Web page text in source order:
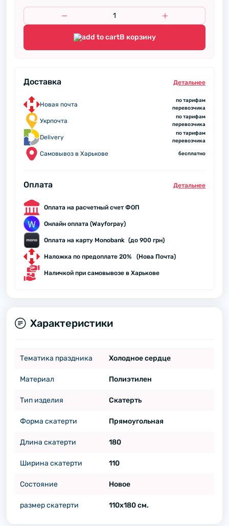
В корзину
Доставка Детальнее
Новая почта
по тарифам
перевозчика
Укрпочта
по тарифам
перевозчика
Delivery
по тарифам
перевозчика
Самовывоз в Харькове бесплатно
Оплата Детальнее
Оплата на расчетный счет ФОП
Онлайн оплата (Wayforpay)
Оплата на карту Monobank (до 900 грн)
Наложка по предоплате 20% (Нова Почта)
Наличкой при самовывозе в Харькове
Характеристики
Тематика праздника Холодное сердце
Материал Полиэтилен
Тип изделия Скатерть
Форма скатерти Прямоугольная
Длина скатерти 180
Ширина скатерти 110
Состояние Новое
размер скатерти 110х180 см.